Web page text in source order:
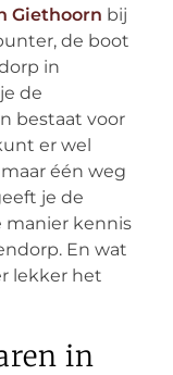
Giethoorn bij
de boot
in
de
bestaat voor
er wel
één weg
je de
manier kennis
En wat
lekker het
in